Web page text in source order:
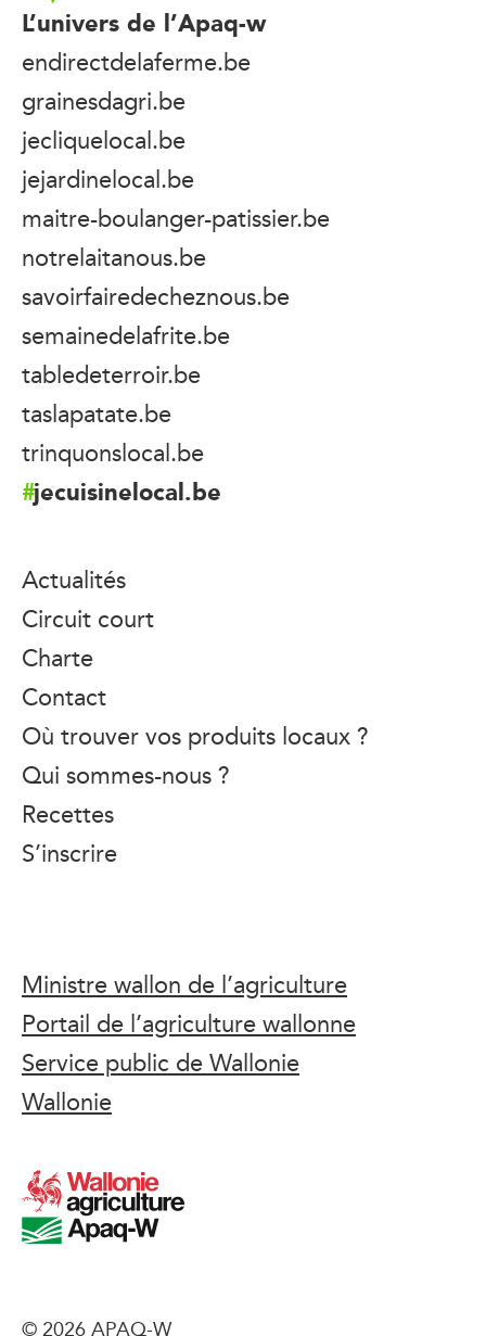
L’univers de l’Apaq-w
endirectdelaferme.be
grainesdagri.be
jecliquelocal.be
jejardinelocal.be
maitre-boulanger-patissier.be
notrelaitanous.be
savoirfairedecheznous.be
semainedelafrite.be
tabledeterroir.be
taslapatate.be
trinquonslocal.be
jecuisinelocal.be
Actualités
Circuit court
Charte
Contact
Où trouver vos produits locaux ?
Qui sommes-nous ?
Recettes
S’inscrire
Ministre wallon de l’agriculture
Portail de l’agriculture wallonne
Service public de Wallonie
Wallonie
© 2026 APAQ-W